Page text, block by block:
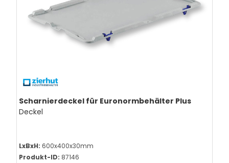
Scharnierdeckel für Euronormbehälter Plus
Deckel
LxBxH: 600x400x30mm
Produkt-ID: 87146